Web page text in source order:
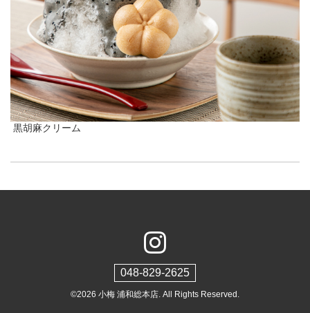
黒胡麻クリーム
048-829-2625
©2026 小梅 浦和総本店 . All Rights Reserved.